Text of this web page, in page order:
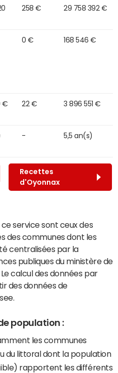
258 € 29 758 392 €
0 € 168 546 €
€ 22 € 3 896 551 €
- 5,5 an(s)
Recettes
d'Oyonnax
service sont ceux des
des communes dont les
centralisées par la
publiques du ministère de
calcul des données par
des données de
population :
les communes
du littoral dont la population
rapportent les différents